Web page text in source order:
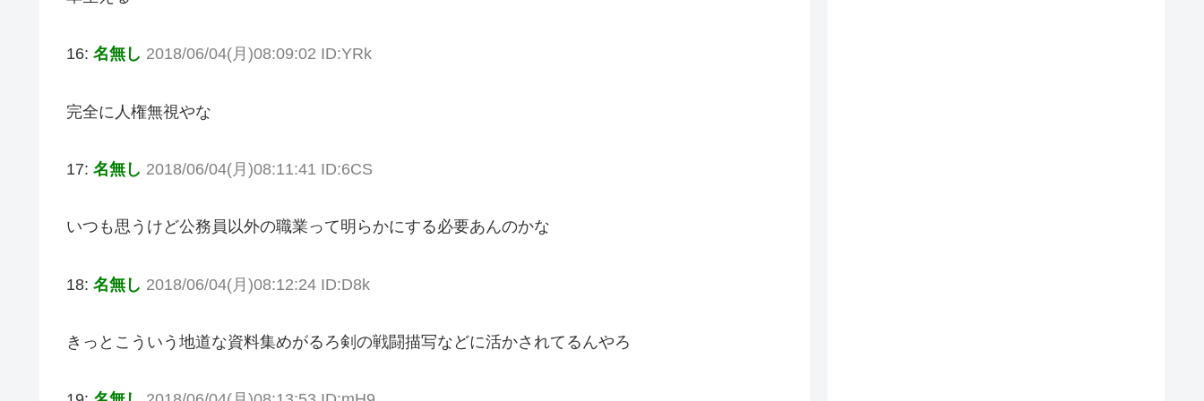
16: 名無し 2018/06/04(月)08:09:02 ID:YRk
完全に人権無視やな
17: 名無し 2018/06/04(月)08:11:41 ID:6CS
いつも思うけど公務員以外の職業って明らかにする必要あんのかな
18: 名無し 2018/06/04(月)08:12:24 ID:D8k
きっとこういう地道な資料集めがるろ剣の戦闘描写などに活かされてるんやろ